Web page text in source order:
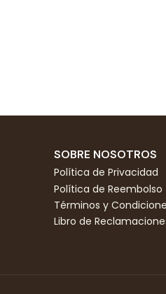
SOBRE NOSOTROS
Política de Privacidad
Política de Reembolso
Términos y
Libro de